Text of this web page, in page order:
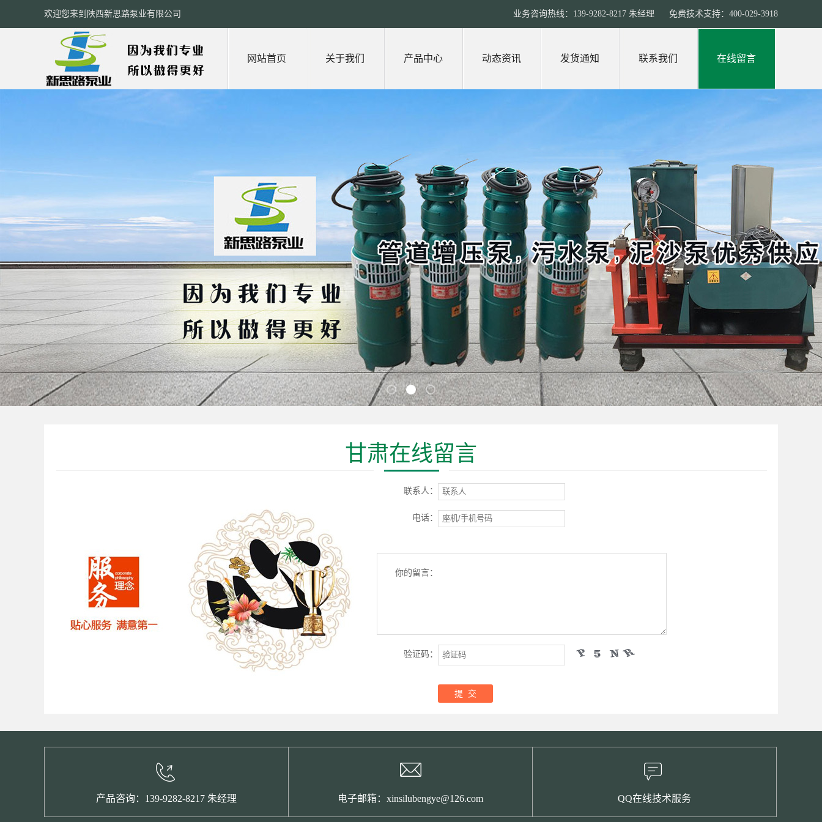
欢迎您来到陕西新思路泵业有限公司 业务咨询热线：139-9282-8217 朱经理 免费技术支持：400-029-3918
网站首页 关于我们 产品中心 动态资讯 发货通知 联系我们 在线留言
甘肃在线留言
联系人：
电话：
你的留言：
验证码：
产品咨询：139-9282-8217 朱经理 电子邮箱：xinsilubengye@126.com QQ在线技术服务